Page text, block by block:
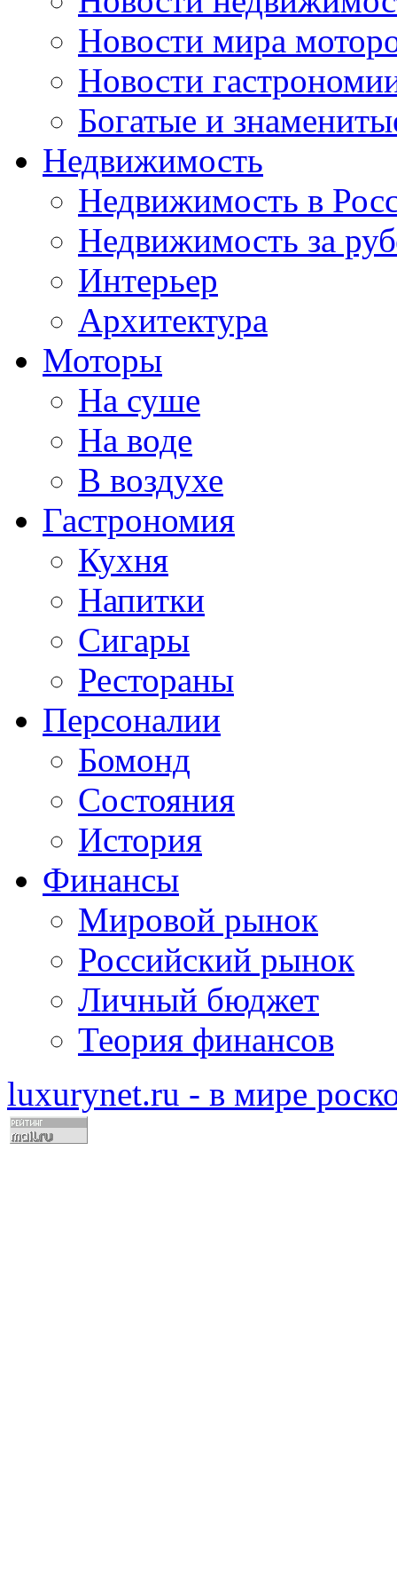
Новости мира
Новости
Богатые и
Недвижимость
Недвижимость в
Недвижимость за
Интерьер
Архитектура
Моторы
На суше
На воде
В воздухе
Гастрономия
Кухня
Напитки
Сигары
Рестораны
Персоналии
Бомонд
Состояния
История
Финансы
Мировой рынок
Российский рынок
Личный бюджет
Теория финансов
luxurynet.ru - в мире